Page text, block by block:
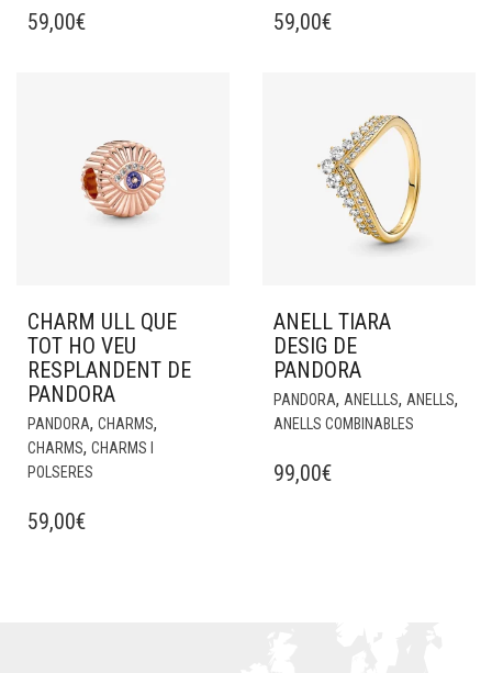
59,00€ 59,00€
CHARM ULL QUE
TOT HO VEU
RESPLANDENT DE
PANDORA
PANDORA, CHARMS,
CHARMS, CHARMS I
POLSERES
59,00€
ANELL TIARA
DESIG DE
PANDORA
PANDORA, ANELLLS, ANELLS,
ANELLS COMBINABLES
99,00€